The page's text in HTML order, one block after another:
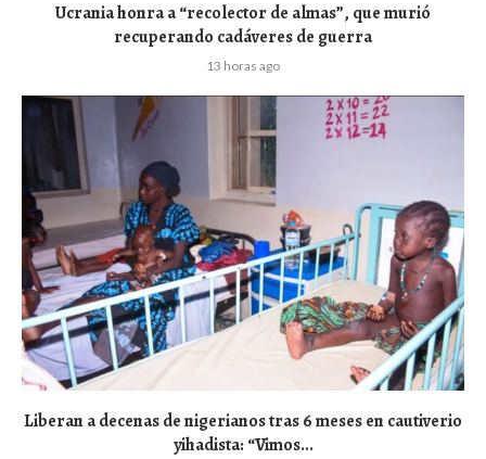
Ucrania honra a “recolector de almas”, que murió
recuperando cadáveres de guerra
13 horas ago
Liberan a decenas de nigerianos tras 6 meses en cautiverio
yihadista: “Vimos...